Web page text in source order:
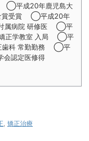
成20年鹿児島大
賞受賞 ◯平成20年
付属病院 研修医 ◯平
矯正学教室 入局 ◯平
歯科 常勤勤務 ◯平
会認定医修得
矯正治療